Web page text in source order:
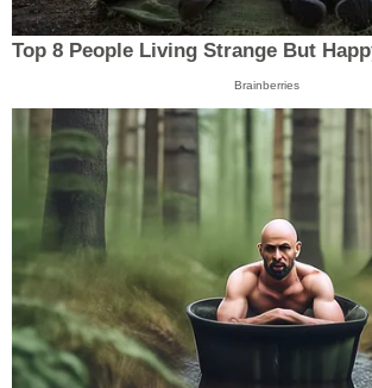
Top 8 People Living Strange But
Brainberries